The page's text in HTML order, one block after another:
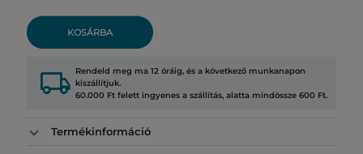
KOSÁRBA
local_shipping Rendeld meg ma 12 óráig, és a következő munkanapon
kiszállítjuk.
60.000 Ft felett ingyenes a szállítás, alatta mindössze 600 Ft.
Termékinformáció